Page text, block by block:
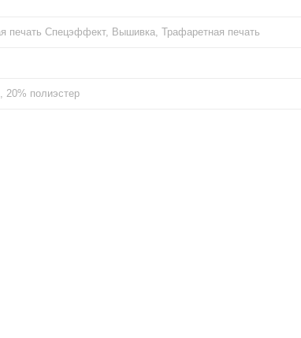
печать Спецэффект, Вышивка, Трафаретная печать
20% полиэстер